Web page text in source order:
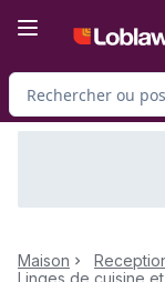
Rechercher des
Maison